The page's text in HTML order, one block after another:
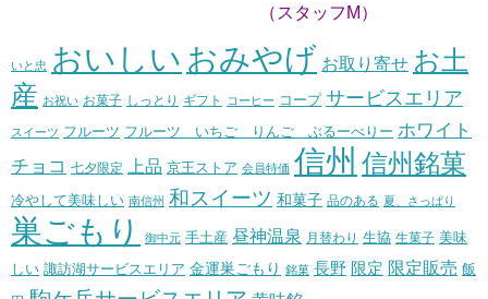
（スタッフM）
いと忠 おいしい おみやげ お取り寄せ お土
産 お祝い お菓子 しっとり ギフト コーヒー コープ サービスエリア
スイーツ フルーツ フルーツ いちご りんご ぶるーべりー ホワイト
チョコ 七夕限定 上品 京王ストア 会員特価 信州 信州銘菓
冷やして美味しい 南信州 和スイーツ 和菓子 品のある 夏、さっぱり
巣ごもり 御中元 手土産 昼神温泉 月替わり 生協 生菓子 美味
しい 諏訪湖サービスエリア 金運巣ごもり 銘菓 長野 限定 限定販売 飯